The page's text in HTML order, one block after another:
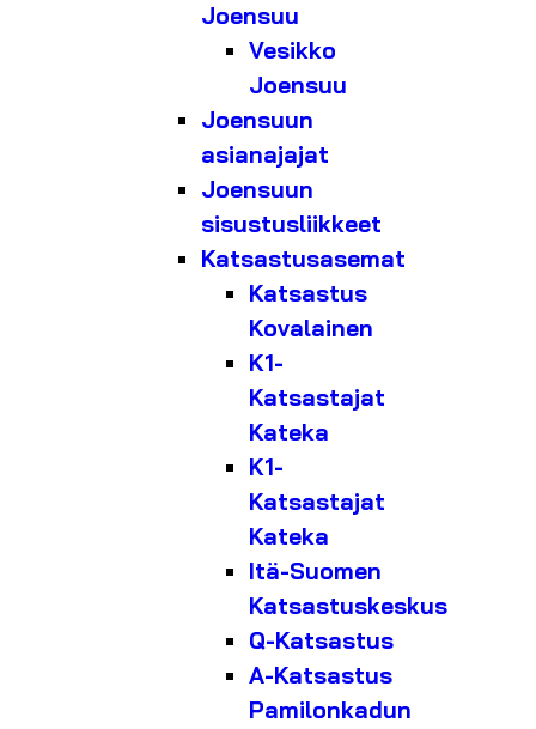
Joensuu
Vesikko
Joensuu
Joensuun
asianajajat
Joensuun
sisustusliikkeet
Katsastusasemat
Katsastus
Kovalainen
K1-
Katsastajat
Kateka
K1-
Katsastajat
Kateka
Itä-Suomen
Katsastuskeskus
Q-Katsastus
A-Katsastus
Pamilonkadun